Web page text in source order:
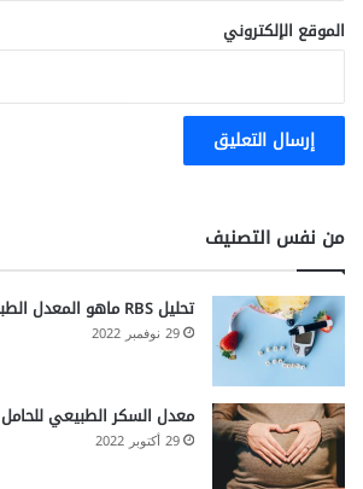
الموقع الإلكتروني
من نفس التصنيف
تحليل RBS ماهو المعدل الطبيعي ؟
29 نوفمبر 2022
معدل السكر الطبيعي للحامل
29 أكتوبر 2022